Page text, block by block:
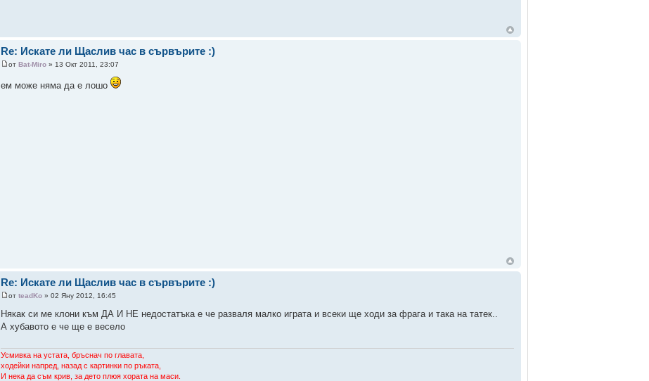
Re: Искате ли Щаслив час в сървърите :)
отBat-Miro » 13 Окт 2011, 23:07
ем може няма да е лошо
Re: Искате ли Щаслив час в сървърите :)
отteadKo » 02 Яну 2012, 16:45
Някак си ме клони към ДА И НЕ недостатъка е че разваля малко играта и всеки ще ходи за фрага и така на татек..
А хубавото е че ще е весело
Усмивка на устата, бръснач по главата,
ходейки напред, назад с картинки по ръката,
И нека да съм крив, за дето плюя хората на маси.